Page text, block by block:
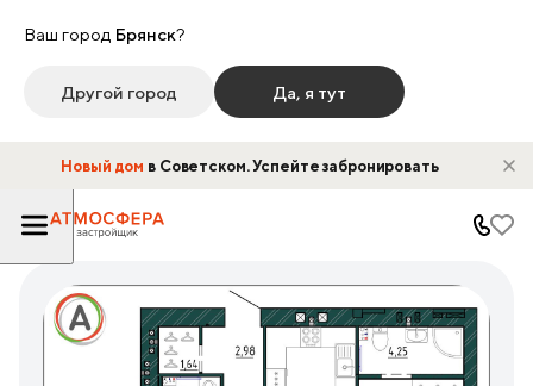
Ваш город Брянск?
Другой город Да, я тут
Новый дом в Советском. Успейте забронировать